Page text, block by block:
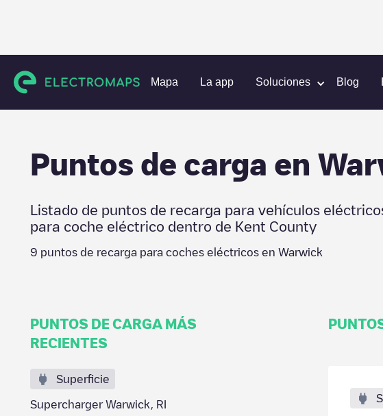
Mapa La app Soluciones Blog
Estaciones de carga Estados Unidos Kent County Warwick
Puntos de carga en
Listado de puntos de recarga para vehículos
para coche eléctrico dentro de Kent County
9 puntos de recarga para coches eléctricos en Warwick
PUNTOS DE CARGA MÁS
RECIENTES
Superficie
Supercharger Warwick, RI